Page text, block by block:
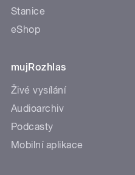
Stanice
eShop
mujRozhlas
Živé vysílání
Audioarchiv
Podcasty
Mobilní aplikace